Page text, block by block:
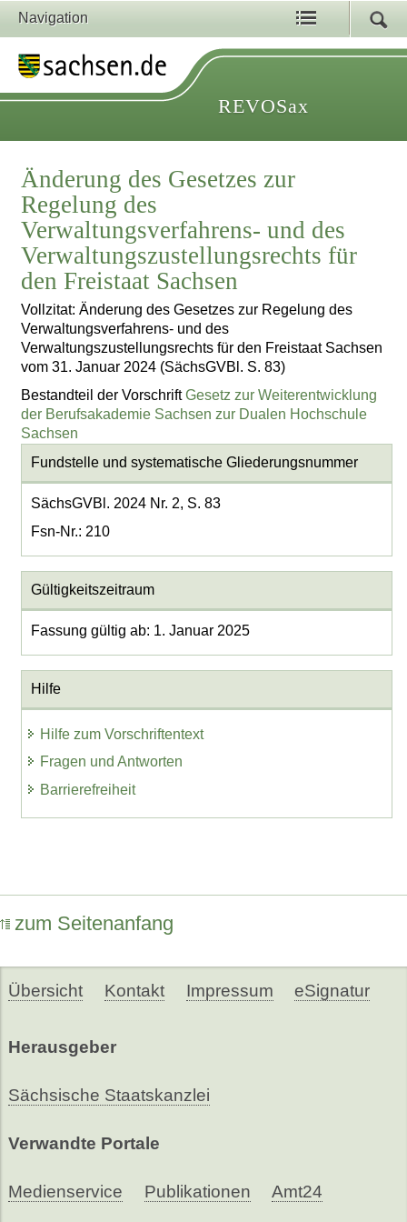
Navigation
REVOSax
Änderung des Gesetzes zur
Regelung des
Verwaltungsverfahrens- und des
Verwaltungszustellungsrechts für
den Freistaat Sachsen
Vollzitat: Änderung des Gesetzes zur Regelung des
Verwaltungsverfahrens- und des
Verwaltungszustellungsrechts für den Freistaat Sachsen
vom 31. Januar 2024 (SächsGVBl. S. 83)
Bestandteil der VorschriftGesetz zur Weiterentwicklung
der Berufsakademie Sachsen zur Dualen Hochschule
Sachsen
Fundstelle und systematische Gliederungsnummer
SächsGVBl. 2024 Nr. 2, S. 83
Fsn-Nr.: 210
Gültigkeitszeitraum
Fassung gültig ab: 1. Januar 2025
Hilfe
Hilfe zum Vorschriftentext
Fragen und Antworten
Barrierefreiheit
zum Seitenanfang
Übersicht Kontakt Impressum eSignatur
Herausgeber
Sächsische Staatskanzlei
Verwandte Portale
Medienservice Publikationen Amt24